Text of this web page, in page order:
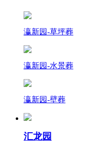
瀛新园-草坪葬
瀛新园-水景葬
瀛新园-壁葬
汇龙园